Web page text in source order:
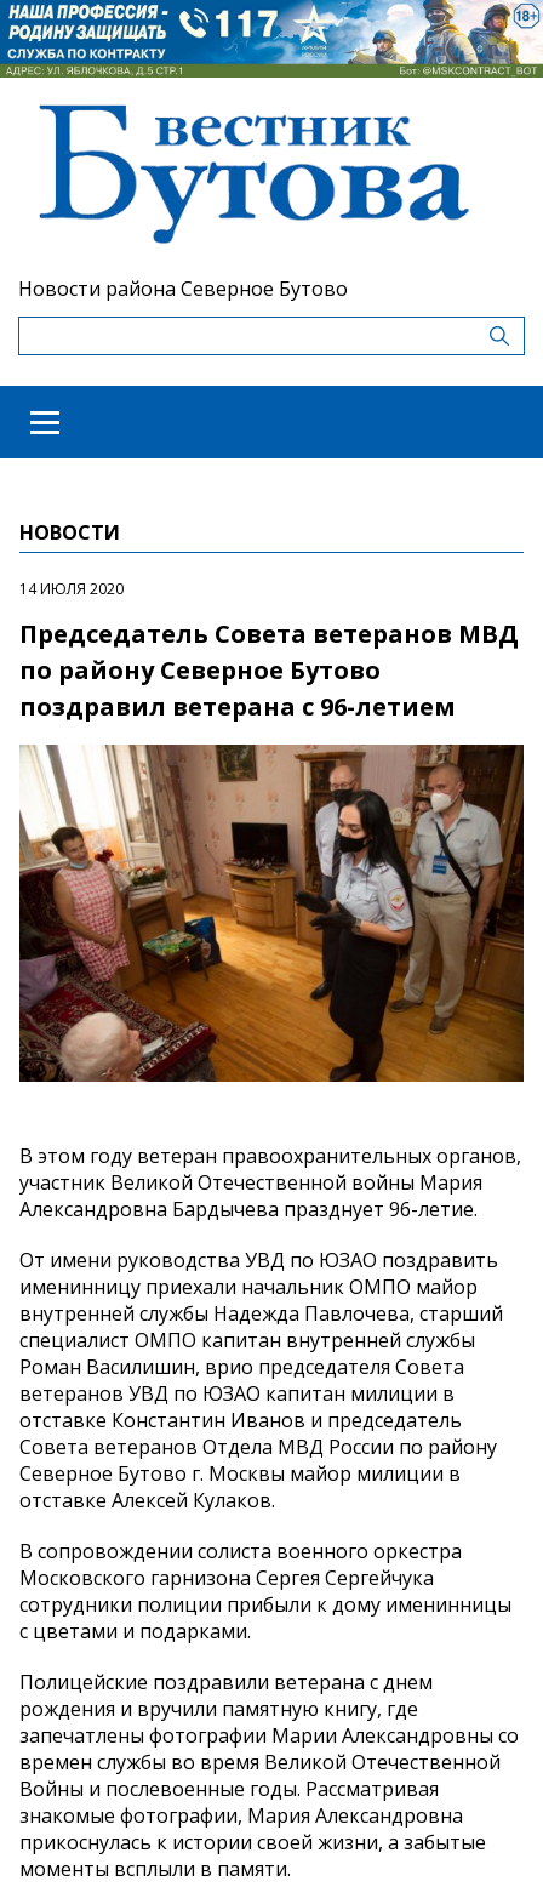
Новости района Северное Бутово
НОВОСТИ
14 ИЮЛЯ 2020
Председатель Совета ветеранов МВД
по району Северное Бутово
поздравил ветерана с 96-летием
В этом году ветеран правоохранительных органов,
участник Великой Отечественной войны Мария
Александровна Бардычева празднует 96-летие.
От имени руководства УВД по ЮЗАО поздравить
именинницу приехали начальник ОМПО майор
внутренней службы Надежда Павлочева, старший
специалист ОМПО капитан внутренней службы
Роман Василишин, врио председателя Совета
ветеранов УВД по ЮЗАО капитан милиции в
отставке Константин Иванов и председатель
Совета ветеранов Отдела МВД России по району
Северное Бутово г. Москвы майор милиции в
отставке Алексей Кулаков.
В сопровождении солиста военного оркестра
Московского гарнизона Сергея Сергейчука
сотрудники полиции прибыли к дому именинницы
с цветами и подарками.
Полицейские поздравили ветерана с днем
рождения и вручили памятную книгу, где
запечатлены фотографии Марии Александровны со
времен службы во время Великой Отечественной
Войны и послевоенные годы. Рассматривая
знакомые фотографии, Мария Александровна
прикоснулась к истории своей жизни, а забытые
моменты всплыли в памяти.